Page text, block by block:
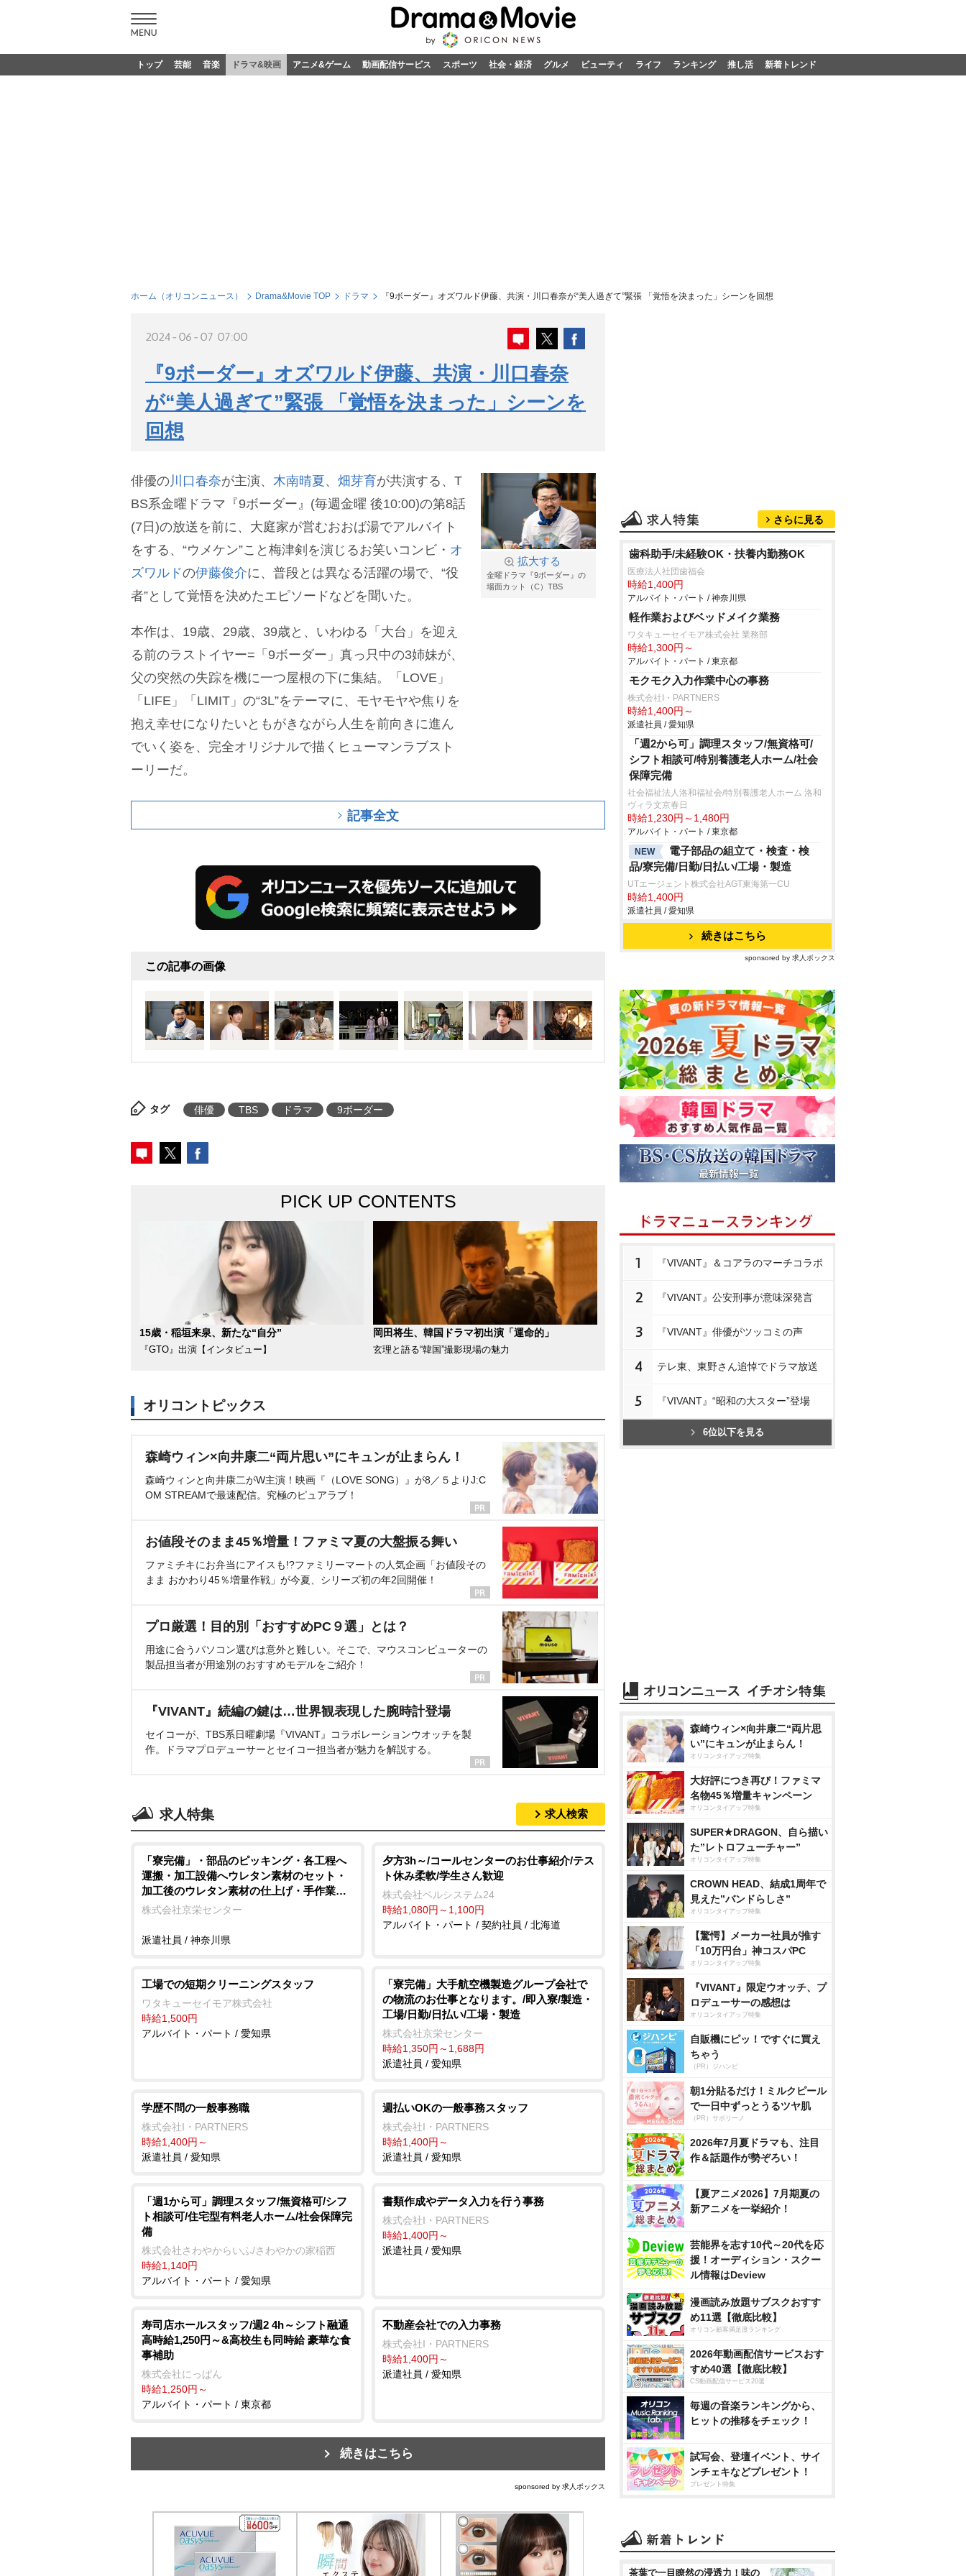
トップ 芸能 音楽 ドラマ&映画 アニメ&ゲーム 動画配信サービス スポーツ 社会・経済 グルメ ビューティ ライフ ランキング 推し活 新着トレンド
ホーム（オリコンニュース） Drama&Movie TOP ドラマ 『9ボーダー』オズワルド伊藤、共演・川口春奈が“美人過ぎて”緊張 「覚悟を決まった」シーンを回想
2024-06-07 07:00
『9ボーダー』オズワルド伊藤、共演・川口春奈
が“美人過ぎて”緊張 「覚悟を決まった」シーンを
回想
拡大する
金曜ドラマ『9ボーダー』の
場面カット（C）TBS
俳優の川口春奈が主演、 木南晴夏 、 畑芽育が共演する、T
BS系金曜ドラマ『9ボーダー』(毎週金曜 後10:00)の第8話
(7日)の放送を前に、大庭家が営むおおば湯でアルバイト
をする、“ウメケン”こと梅津剣を演じるお笑いコンビ・ オ
ズワルドの伊藤俊介に、普段とは異なる活躍の場で、“役
者”として覚悟を決めたエピソードなどを聞いた。
本作は、19歳、29歳、39歳と、いわゆる「大台」を迎え
る前のラストイヤー=「9ボーダー」真っ只中の3姉妹が、
父の突然の失踪を機に一つ屋根の下に集結。「LOVE」
「LIFE」「LIMIT」の“3L”をテーマに、モヤモヤや焦りを
抱え幸せになりたいともがきながら人生を前向きに進ん
でいく姿を、完全オリジナルで描くヒューマンラブスト
ーリーだ。
記事全文
この記事の画像
タグ 俳優 TBS ドラマ 9ボーダー
PICK UP CONTENTS
15歳・稲垣来泉、新たな“自分”
『GTO』出演【インタビュー】
岡田将生、韓国ドラマ初出演「運命的」
玄理と語る“韓国”撮影現場の魅力
オリコントピックス
森崎ウィン×向井康二“両片思い”にキュンが止まらん！
森崎ウィンと向井康二がW主演！映画『（LOVE SONG）』が8／５よりJ:C
OM STREAMで最速配信。究極のピュアラブ！
お値段そのまま45％増量！ファミマ夏の大盤振る舞い
ファミチキにお弁当にアイスも!?ファミリーマートの人気企画「お値段その
まま おかわり45％増量作戦」が今夏、シリーズ初の年2回開催！
プロ厳選！目的別「おすすめPC９選」とは？
用途に合うパソコン選びは意外と難しい。そこで、マウスコンピューターの
製品担当者が用途別のおすすめモデルをご紹介！
『VIVANT』続編の鍵は…世界観表現した腕時計登場
セイコーが、TBS系日曜劇場『VIVANT』コラボレーションウオッチを製
作。ドラマプロデューサーとセイコー担当者が魅力を解説する。
求人特集 求人検索
「寮完備」・部品のピッキング・各工程へ
運搬・加工設備へウレタン素材のセット・
加工後のウレタン素材の仕上げ・手作業
エアドライバーを使用しての車用シートの
株式会社京栄センター
派遣社員 / 神奈川県
夕方3h～/コールセンターのお仕事紹介/テス
ト休み柔軟/学生さん歓迎
株式会社ベルシステム24
時給1,080円～1,100円
アルバイト・パート / 契約社員 / 北海道
工場での短期クリーニングスタッフ
ワタキューセイモア株式会社
時給1,500円
アルバイト・パート / 愛知県
「寮完備」大手航空機製造グループ会社で
の物流のお仕事となります。/即入寮/製造・
工場/日勤/日払い/工場・製造
株式会社京栄センター
時給1,350円～1,688円
派遣社員 / 愛知県
学歴不問の一般事務職
株式会社I・PARTNERS
時給1,400円～
派遣社員 / 愛知県
週払いOKの一般事務スタッフ
株式会社I・PARTNERS
時給1,400円～
派遣社員 / 愛知県
「週1から可」調理スタッフ/無資格可/シフ
ト相談可/住宅型有料老人ホーム/社会保障完
備
株式会社さわやからいふ/さわやかの家稲西
時給1,140円
アルバイト・パート / 愛知県
書類作成やデータ入力を行う事務
株式会社I・PARTNERS
時給1,400円～
派遣社員 / 愛知県
寿司店ホールスタッフ/週2 4h～シフト融通
高時給1,250円～&高校生も同時給 豪華な食
事補助
株式会社にっぱん
時給1,250円～
アルバイト・パート / 東京都
不動産会社での入力事務
株式会社I・PARTNERS
時給1,400円～
派遣社員 / 愛知県
続きはこちら
sponsored by 求人ボックス
さらに見る
歯科助手/未経験OK・扶養内勤務OK
医療法人社団歯福会
時給1,400円
アルバイト・パート / 神奈川県
軽作業およびベッドメイク業務
ワタキューセイモア株式会社 業務部
時給1,300円～
アルバイト・パート / 東京都
モクモク入力作業中心の事務
株式会社I・PARTNERS
時給1,400円～
派遣社員 / 愛知県
「週2から可」調理スタッフ/無資格可/
シフト相談可/特別養護老人ホーム/社会
保障完備
社会福祉法人洛和福祉会/特別養護老人ホーム 洛和
ヴィラ文京春日
時給1,230円～1,480円
アルバイト・パート / 東京都
NEW
電子部品の組立て・検査・検
品/寮完備/日勤/日払い/工場・製造
UTエージェント株式会社AGT東海第一CU
時給1,400円
派遣社員 / 愛知県
続きはこちら
sponsored by 求人ボックス
1 『VIVANT』＆コアラのマーチコラボ
2 『VIVANT』公安刑事が意味深発言
3 『VIVANT』俳優がツッコミの声
4 テレ東、東野さん追悼でドラマ放送
5 『VIVANT』“昭和の大スター”登場
6位以下を見る
森崎ウィン×向井康二“両片思
い”にキュンが止まらん！
オリコンタイアップ特集
大好評につき再び！ファミマ
名物45％増量キャンペーン
オリコンタイアップ特集
SUPER★DRAGON、自ら描い
た”レトロフューチャー”
オリコンタイアップ特集
CROWN HEAD、結成1周年で
見えた”バンドらしさ”
オリコンタイアップ特集
【驚愕】メーカー社員が推す
「10万円台」神コスパPC
オリコンタイアップ特集
『VIVANT』限定ウオッチ、プ
ロデューサーの感想は
オリコンタイアップ特集
自販機にピッ！ですぐに買え
ちゃう
（PR）ジハンピ
朝1分貼るだけ！ミルクピール
で一日中ずっとうるツヤ肌
（PR）サボリーノ
2026年7月夏ドラマも、注目
作＆話題作が勢ぞろい！
【夏アニメ2026】7月期夏の
新アニメを一挙紹介！
芸能界を志す10代～20代を応
援！オーディション・スクー
ル情報はDeview
漫画読み放題サブスクおすす
め11選【徹底比較】
オリコン顧客満足度ランキング
2026年動画配信サービスおす
すめ40選【徹底比較】
CS動画配信サービス20選
毎週の音楽ランキングから、
ヒットの推移をチェック！
試写会、登壇イベント、サイ
ンチェキなどプレゼント！
プレゼント特集
茶葉で一目瞭然の浸透力！味の